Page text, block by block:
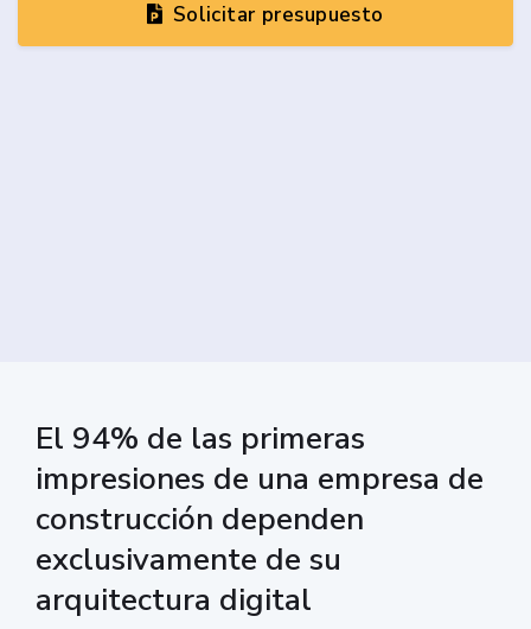
Solicitar presupuesto
El 94% de las primeras
impresiones de una empresa de
construcción dependen
exclusivamente de su
arquitectura digital